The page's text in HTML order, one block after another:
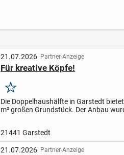
21.07.2026 Partner-Anzeige
Für kreative Köpfe!
Merken
Die Doppelhaushälfte in Garstedt
m² großen Grundstück. Der Anbau
21441 Garstedt
21.07.2026 Partner-Anzeige